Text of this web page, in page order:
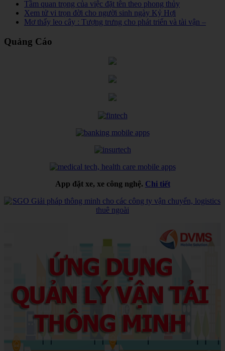
Tầm quan trọng của việc đặt tên theo phong thủy
Xem tử vi trọn đời cho người sinh ngày Kỷ Hợi
Mơ thấy leo cây : Tượng trưng cho phát triển và tài vận –
Quảng Cáo
App đặt xe, xe công nghệ. Chi tiết